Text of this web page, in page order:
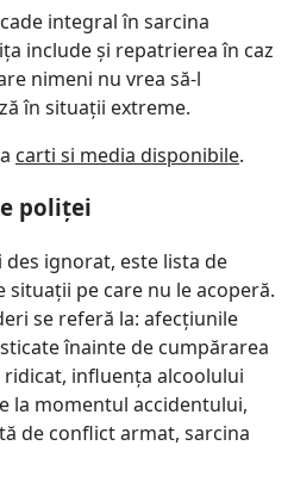
integral în sarcina
include și repatrierea în caz
nimeni nu vrea să-l
în situații extreme.
carti si media disponibile.
poliței
ignorat, este lista de
situații pe care nu le acoperă.
se referă la: afecțiunile
înainte de cumpărarea
influența alcoolului
la momentul accidentului,
de conflict armat, sarcina